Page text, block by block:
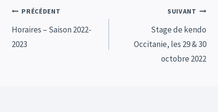
Navigation
de
PRÉCÉDENT
Horaires – Saison 2022-
2023
SUIVANT
Stage de kendo
Occitanie, les 29 & 30
octobre 2022